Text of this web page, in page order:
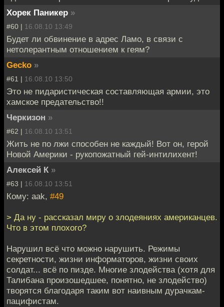
Хорек Паникер »
#60 | 16.08.10 13:49
Будет ли обвинение в адрес Ламо, в связи с
нетолерантным отношением к геям?
Gecko »
#61 | 16.08.10 13:50
Это не пидаристическая составляющая армии, это
хамское предательство!!
Черкизон »
#62 | 16.08.10 13:51
Жить не по лжи способен не каждый! Вот он, герой
Новой Америки - рукопожатный гей-интилихент!
Алексей К »
#63 | 16.08.10 13:51
Кому: aak, #49
> Да ну - рассказал миру о злодеяниях американцев.
Что в этом плохого?
Нарушил всё что можно нарушить. Режимы
секретности, жизни информаторов, жизни своих
солдат... всё по пизде. Многие злодейства (хотя для
Талибана произошедшее, понятно, не злодейство)
творятся благодаря таким вот наивным дурачкам-
пацифистам.